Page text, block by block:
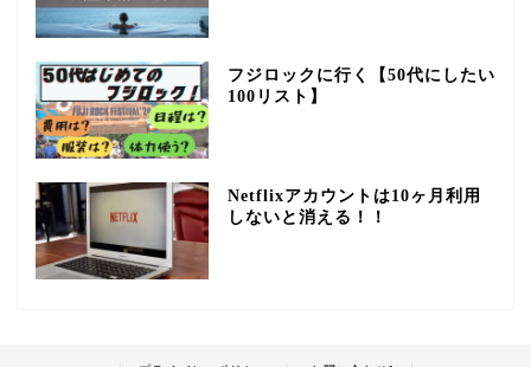
フジロックに行く【50代にしたい
100リスト】
Netflixアカウントは10ヶ月利用
しないと消える！！